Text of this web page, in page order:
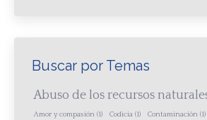
Buscar por Temas
Abuso de los recursos
Amor y compasión (1) Codicia (1) Contaminación (1)